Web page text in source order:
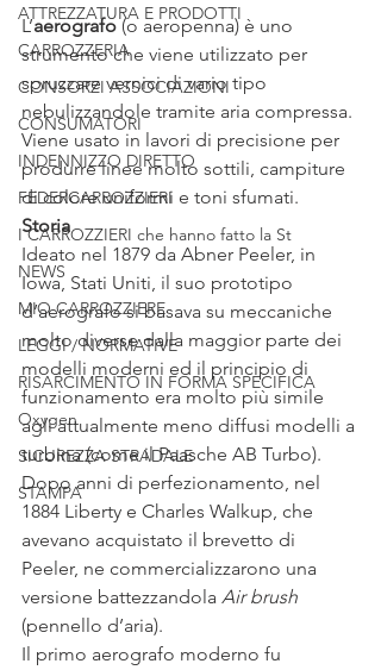
ATTREZZATURA E PRODOTTI
CARROZZERIA
CONSORZI ASSOCIAZIONI
CONSUMATORI
INDENNIZZO DIRETTO
FEDERCARROZZIERI
I CARROZZIERI che hanno fatto la St
NEWS
MIO CARROZZIERE
LEGGI / NORMATIVE
RISARCIMENTO IN FORMA SPECIFICA
Oxygen
SICUREZZA STRADALE
STAMPA
L’aerografo (o aeropenna) è uno
strumento che viene utilizzato per
spruzzare vernici di vario tipo
nebulizzandole tramite aria compressa.
Viene usato in lavori di precisione per
produrre linee molto sottili, campiture
di colore uniformi e toni sfumati.
Storia
Ideato nel 1879 da Abner Peeler, in
Iowa, Stati Uniti, il suo prototipo
d’aerografo si basava su meccaniche
molto diverse dalla maggior parte dei
modelli moderni ed il principio di
funzionamento era molto più simile
agli attualmente meno diffusi modelli a
turbina (come il Paasche AB Turbo).
Dopo anni di perfezionamento, nel
1884 Liberty e Charles Walkup, che
avevano acquistato il brevetto di
Peeler, ne commercializzarono una
versione battezzandola Air brush
(pennello d’aria).
Il primo aerografo moderno fu